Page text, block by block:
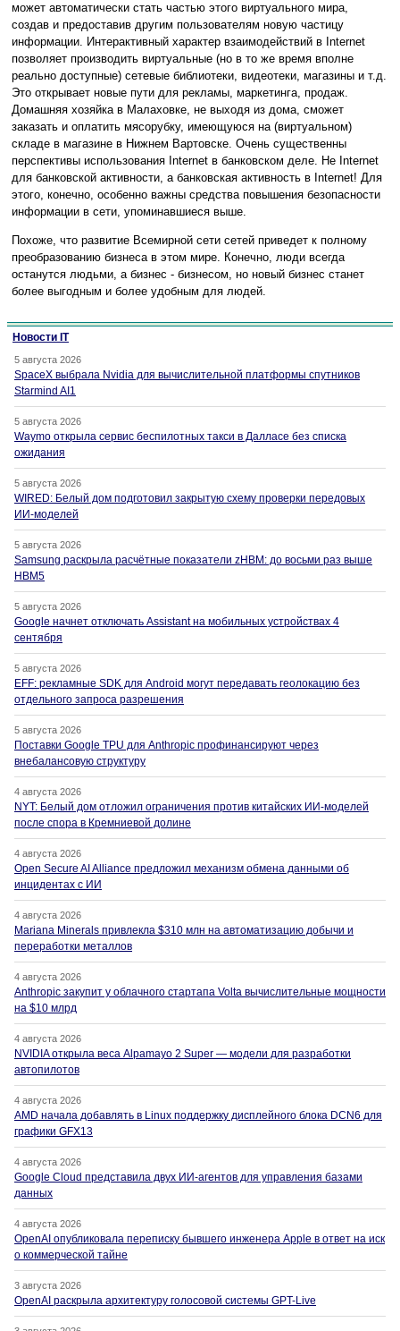
может автоматически стать частью этого виртуального мира,
создав и предоставив другим пользователям новую частицу
информации. Интерактивный характер взаимодействий в Internet
позволяет производить виртуальные (но в то же время вполне
реально доступные) сетевые библиотеки, видеотеки, магазины и т.д.
Это открывает новые пути для рекламы, маркетинга, продаж.
Домашняя хозяйка в Малаховке, не выходя из дома, сможет
заказать и оплатить мясорубку, имеющуюся на (виртуальном)
складе в магазине в Нижнем Вартовске. Очень существенны
перспективы использования Internet в банковском деле. Не Internet
для банковской активности, а банковская активность в Internet! Для
этого, конечно, особенно важны средства повышения безопасности
информации в сети, упоминавшиеся выше.
Похоже, что развитие Всемирной сети сетей приведет к полному
преобразованию бизнеса в этом мире. Конечно, люди всегда
останутся людьми, а бизнес - бизнесом, но новый бизнес станет
более выгодным и более удобным для людей.
Новости IT
5 августа 2026
SpaceX выбрала Nvidia для вычислительной платформы спутников
Starmind AI1
5 августа 2026
Waymo открыла сервис беспилотных такси в Далласе без списка
ожидания
5 августа 2026
WIRED: Белый дом подготовил закрытую схему проверки передовых
ИИ-моделей
5 августа 2026
Samsung раскрыла расчётные показатели zHBM: до восьми раз выше
HBM5
5 августа 2026
Google начнет отключать Assistant на мобильных устройствах 4
сентября
5 августа 2026
EFF: рекламные SDK для Android могут передавать геолокацию без
отдельного запроса разрешения
5 августа 2026
Поставки Google TPU для Anthropic профинансируют через
внебалансовую структуру
4 августа 2026
NYT: Белый дом отложил ограничения против китайских ИИ-моделей
после спора в Кремниевой долине
4 августа 2026
Open Secure AI Alliance предложил механизм обмена данными об
инцидентах с ИИ
4 августа 2026
Mariana Minerals привлекла $310 млн на автоматизацию добычи и
переработки металлов
4 августа 2026
Anthropic закупит у облачного стартапа Volta вычислительные мощности
на $10 млрд
4 августа 2026
NVIDIA открыла веса Alpamayo 2 Super — модели для разработки
автопилотов
4 августа 2026
AMD начала добавлять в Linux поддержку дисплейного блока DCN6 для
графики GFX13
4 августа 2026
Google Cloud представила двух ИИ-агентов для управления базами
данных
4 августа 2026
OpenAI опубликовала переписку бывшего инженера Apple в ответ на иск
о коммерческой тайне
3 августа 2026
OpenAI раскрыла архитектуру голосовой системы GPT-Live